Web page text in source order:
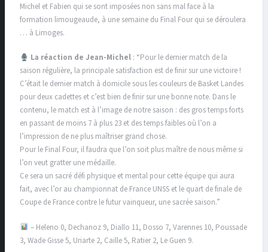
Michel et Fabien qui se sont imposées non sans mal face à la
formation limougeaude, à une semaine du Final Four qui se déroulera
… à Limoges.
La réaction de Jean-Michel: “Pour le dernier match de la
saison régulière, la principale satisfaction est de finir sur une victoire !
C’était le dernier match à domicile sous les couleurs de Basket Landes
pour deux cadettes et c’est bien de finir sur une bonne note. Dans le
contenu, le match est à l’image de notre saison : des gros temps forts
en passant de moins 7 à plus 23 et des temps faibles où l’on a
l’impression de ne plus maîtriser grand chose.
Pour le Final Four, il faudra que l’on soit plus maître de nous même si
l’on veut gratter une médaille.
Ce sera un sacré défi physique et mental pour cette équipe qui aura
fait, avec l’or au championnat de France UNSS et le quart de finale de
Coupe de France contre le futur vainqueur, une sacrée saison.”
– Heleno 0, Dechanoz 9, Diallo 11, Dosso 7, Varennes 10, Poussade
3, Wade Gisse 5, Uriarte 2, Caille 5, Ratier 2, Le Guen 9.